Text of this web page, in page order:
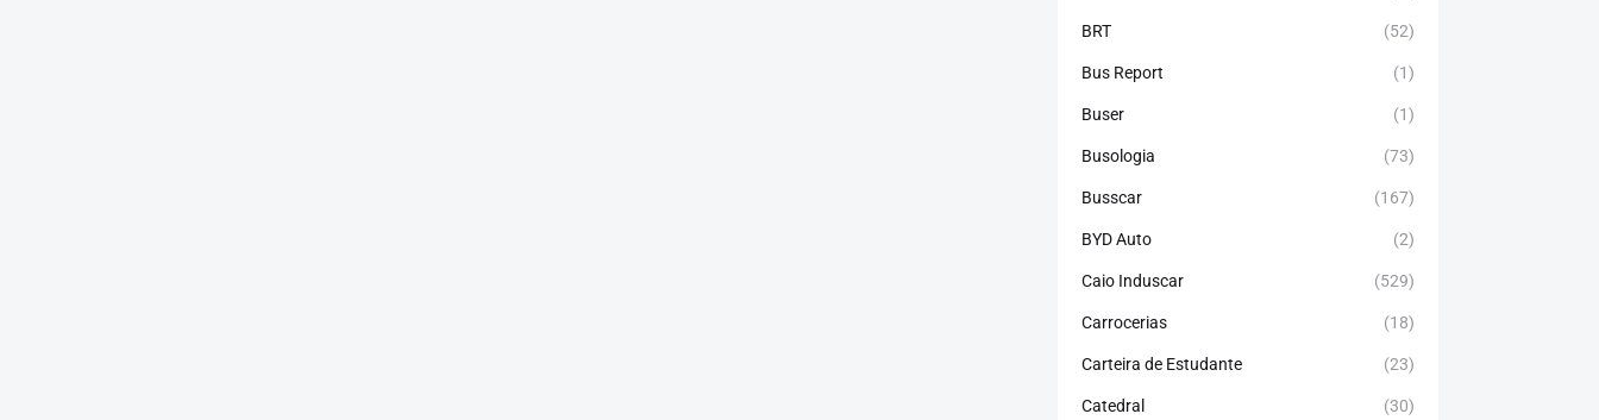
BRT (52)
Bus Report (1)
Buser (1)
Busologia (73)
Busscar (167)
BYD Auto (2)
Caio Induscar (529)
Carrocerias (18)
Carteira de Estudante (23)
Catedral (30)